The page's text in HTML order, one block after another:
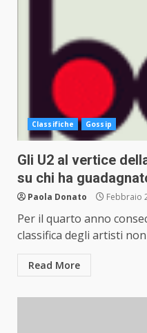
Classifiche Gossip
Gli U2 al vertice
su chi ha
Paola Donato Febbraio
Per il quarto anno
classifica degli artisti
Read More